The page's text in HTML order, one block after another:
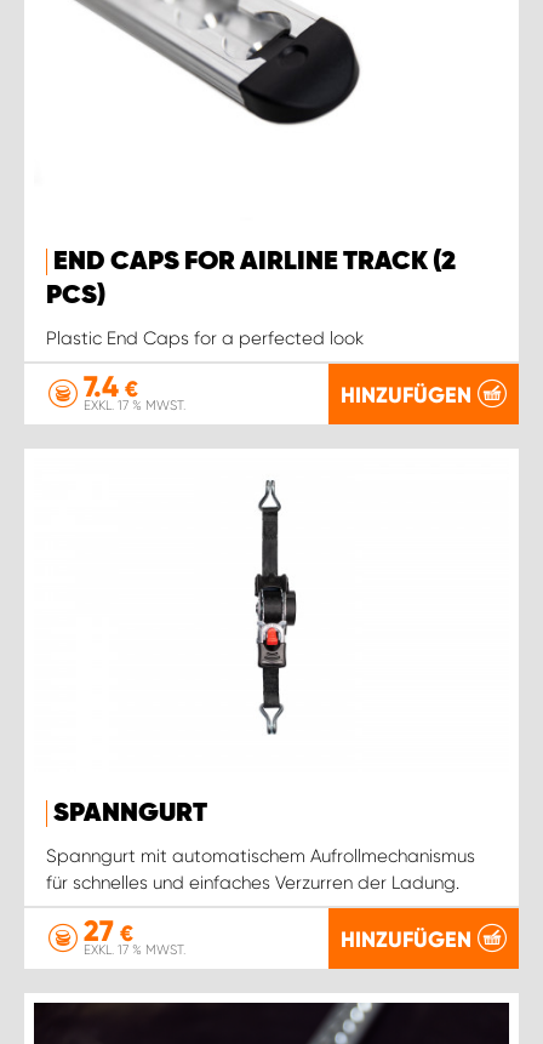
END CAPS FOR AIRLINE TRACK (2
PCS)
Plastic End Caps for a perfected look
7.4 €
EXKL. 17 % MWST. HINZUFÜGEN
SPANNGURT
Spanngurt mit automatischem Aufrollmechanismus
für schnelles und einfaches Verzurren der Ladung.
27 €
EXKL. 17 % MWST. HINZUFÜGEN